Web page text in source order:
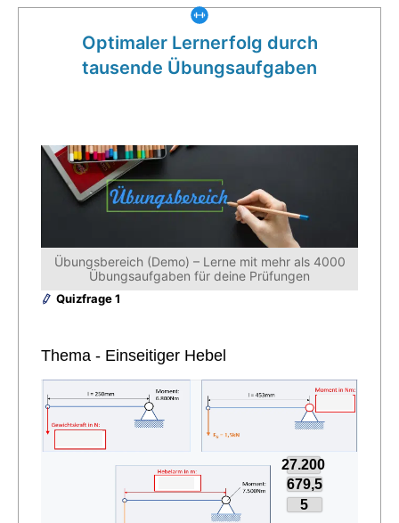
Optimaler Lernerfolg durch
tausende Übungsaufgaben
Übungsbereich (Demo) – Lerne mit mehr als 4000
Übungsaufgaben für deine Prüfungen
Quizfrage 1